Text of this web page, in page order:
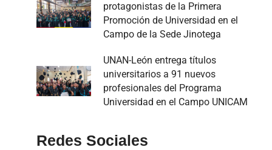
protagonistas de la Primera
Promoción de Universidad en el
Campo de la Sede Jinotega
UNAN-León entrega títulos
universitarios a 91 nuevos
profesionales del Programa
Universidad en el Campo UNICAM
Redes Sociales